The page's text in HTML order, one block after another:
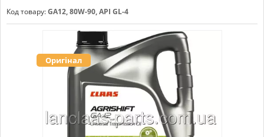
Код товару:GA12, 80W-90, API GL-4
Оригінал